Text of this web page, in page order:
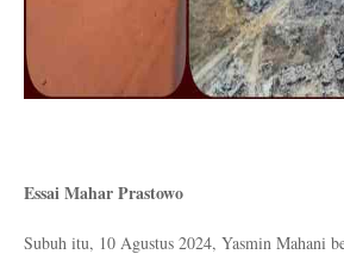
Essai Mahar Prastowo
Subuh itu, 10 Agustus 2024, Yasmin Mahani